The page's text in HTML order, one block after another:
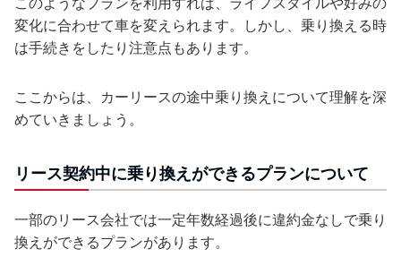
変化に合わせて車を変えられます。しかし、乗り換える時
は手続きをしたり注意点もあります。
ここからは、カーリースの途中乗り換えについて理解を深
めていきましょう。
リース契約中に乗り換えができるプランについて
一部のリース会社では一定年数経過後に違約金なしで乗り
換えができるプランがあります。